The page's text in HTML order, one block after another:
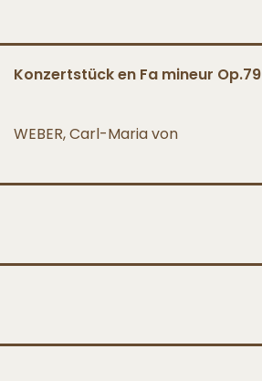
Konzertstück en Fa mineur Op.79
WEBER, Carl-Maria von